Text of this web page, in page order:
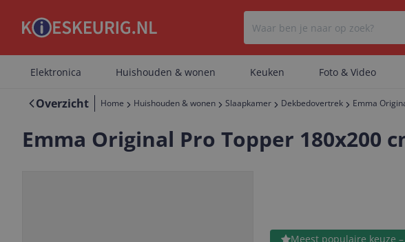
Er zijn
Elektronica Huishouden & wonen Keuken Foto & Video
Overzicht Home Huishouden & wonen Slaapkamer Dekbedovertrek Emma
Emma Original Pro Topper 180x200
Meest populaire keuze
Bekijk product